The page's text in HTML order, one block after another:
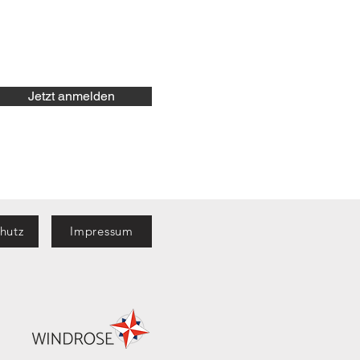
Jetzt anmelden
Impressum